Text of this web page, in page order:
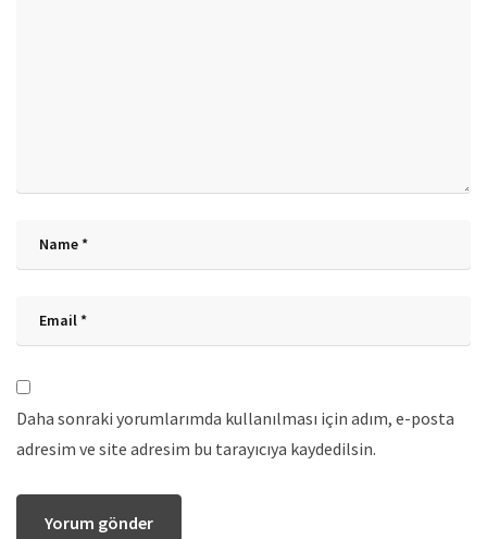
Daha sonraki yorumlarımda kullanılması için adım, e-posta
adresim ve site adresim bu tarayıcıya kaydedilsin.